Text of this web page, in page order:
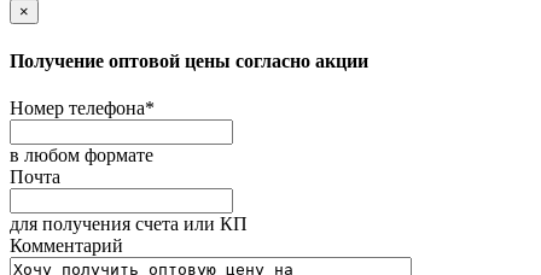
×
Получение оптовой цены согласно акции
Номер телефона*
в любом формате
Почта
для получения счета или КП
Комментарий